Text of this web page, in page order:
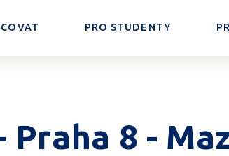
PRO STUDENTY
Praha 8 -